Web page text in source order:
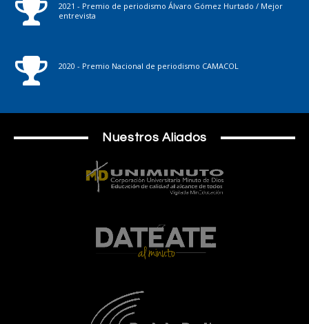
2021 - Premio de periodismo Álvaro Gómez Hurtado / Mejor
entrevista
2020 - Premio Nacional de periodismo CAMACOL
Nuestros Aliados